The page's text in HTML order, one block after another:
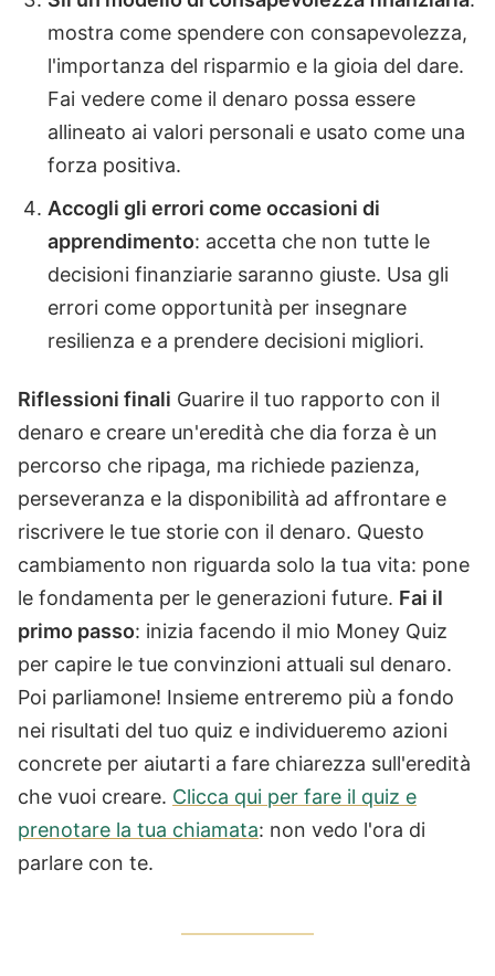
mostra come spendere con consapevolezza,
l'importanza del risparmio e la gioia del dare.
Fai vedere come il denaro possa essere
allineato ai valori personali e usato come una
forza positiva.
Accogli gli errori come occasioni di
apprendimento: accetta che non tutte le
decisioni finanziarie saranno giuste. Usa gli
errori come opportunità per insegnare
resilienza e a prendere decisioni migliori.
Riflessioni finali Guarire il tuo rapporto con il
denaro e creare un'eredità che dia forza è un
percorso che ripaga, ma richiede pazienza,
perseveranza e la disponibilità ad affrontare e
riscrivere le tue storie con il denaro. Questo
cambiamento non riguarda solo la tua vita: pone
le fondamenta per le generazioni future. Fai il
primo passo: inizia facendo il mio Money Quiz
per capire le tue convinzioni attuali sul denaro.
Poi parliamone! Insieme entreremo più a fondo
nei risultati del tuo quiz e individueremo azioni
concrete per aiutarti a fare chiarezza sull'eredità
che vuoi creare. Clicca qui per fare il quiz e
prenotare la tua chiamata: non vedo l'ora di
parlare con te.